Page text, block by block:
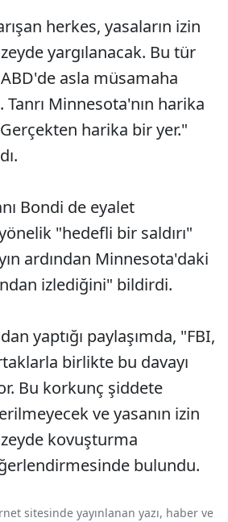
herkes, yasaların izin
yargılanacak. Bu tür
asla müsamaha
Minnesota'nın harika
harika bir yer."
Bondi de eyalet
"hedefli bir saldırı"
ardından Minnesota'daki
izlediğini" bildirdi.
yaptığı paylaşımda, "FBI,
birlikte bu davayı
Bu korkunç şiddete
ve yasanın izin
kovuşturma
bulundu.
sitesinde yayınlanan yazı, haber ve